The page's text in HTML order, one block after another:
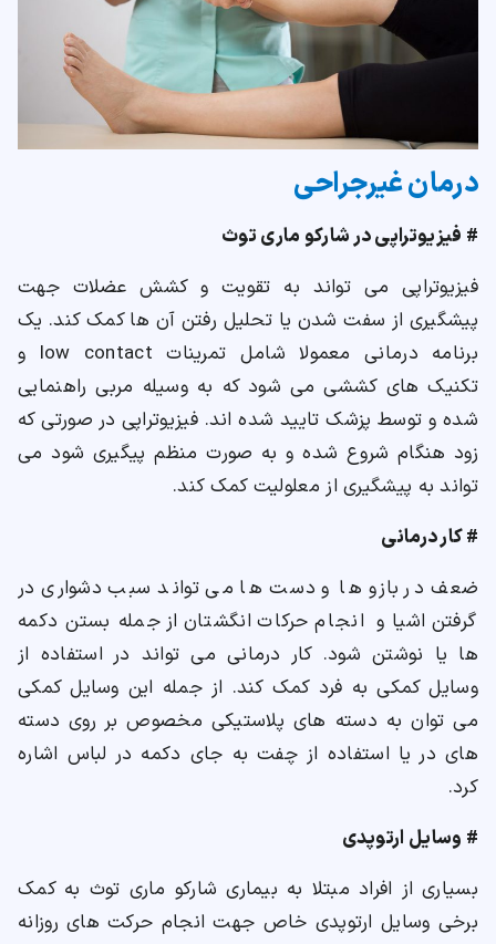
درمان غیرجراحی
# فیزیوتراپی در شارکو ماری توث
فیزیوتراپی می تواند به تقویت و کشش عضلات جهت
پیشگیری از سفت شدن یا تحلیل رفتن آن ها کمک کند. یک
برنامه درمانی معمولا شامل تمرینات low contact و
تکنیک های کششی می شود که به وسیله مربی راهنمایی
شده و توسط پزشک تایید شده اند. فیزیوتراپی در صورتی که
زود هنگام شروع شده و به صورت منظم پیگیری شود می
تواند به پیشگیری از معلولیت کمک کند.
# کار درمانی
ضعف در بازو ها و دست ها می تواند سبب دشواری در
گرفتن اشیا و انجام حرکات انگشتان از جمله بستن دکمه
ها یا نوشتن شود. کار درمانی می تواند در استفاده از
وسایل کمکی به فرد کمک کند. از جمله این وسایل کمکی
می توان به دسته های پلاستیکی مخصوص بر روی دسته
های در یا استفاده از چفت به جای دکمه در لباس اشاره
کرد.
# وسایل ارتوپدی
بسیاری از افراد مبتلا به بیماری شارکو ماری توث به کمک
برخی وسایل ارتوپدی خاص جهت انجام حرکت های روزانه